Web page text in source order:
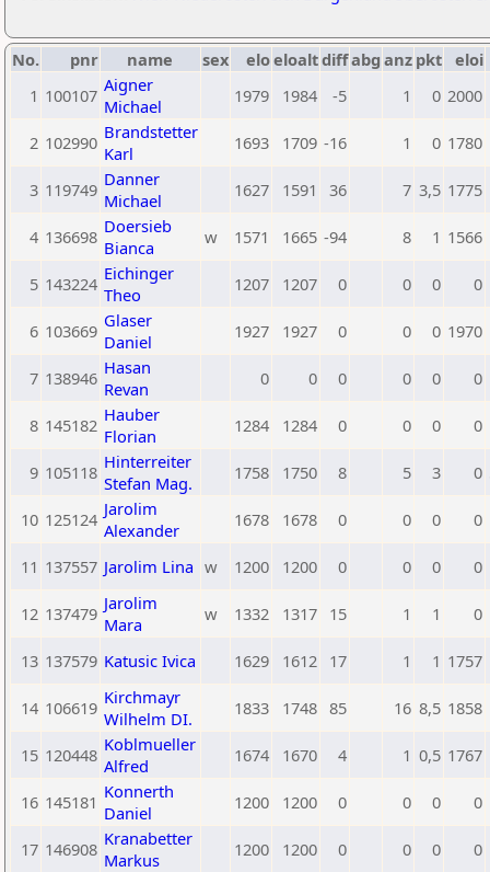
No. pnr name sex eloeloaltdiffabg anz pkt eloi
1 100107 Aigner
Michael
1979 1984 -5 1 0 2000
2 102990 Brandstetter
Karl
1693 1709 -16 1 0 1780
3 119749 Danner
Michael
1627 1591 36 7 3,5 1775
4 136698 Doersieb
Bianca
w 1571 1665 -94 8 1 1566
5 143224 Eichinger
Theo
1207 1207 0 0 0 0
6 103669 Glaser
Daniel
1927 1927 0 0 0 1970
7 138946 Hasan
Revan
0 0 0 0 0 0
8 145182 Hauber
Florian
1284 1284 0 0 0 0
9 105118 Hinterreiter
Stefan Mag.
1758 1750 8 5 3 0
10 125124 Jarolim
Alexander
1678 1678 0 0 0 0
11 137557 Jarolim Lina w 1200 1200 0 0 0 0
12 137479 Jarolim
Mara
w 1332 1317 15 1 1 0
13 137579 Katusic Ivica 1629 1612 17 1 1 1757
14 106619 Kirchmayr
Wilhelm DI.
1833 1748 85 16 8,5 1858
15 120448 Koblmueller
Alfred
1674 1670 4 1 0,5 1767
16 145181 Konnerth
Daniel
1200 1200 0 0 0 0
17 146908 Kranabetter
Markus
1200 1200 0 0 0 0